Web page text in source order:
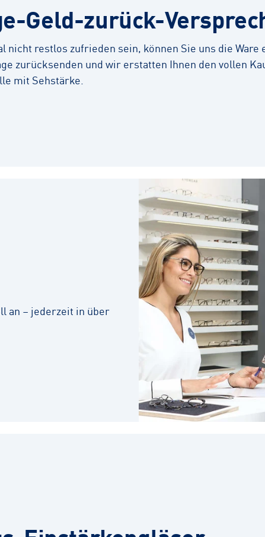
Geld-zurück-
nicht restlos zufrieden sein, können Sie uns die Ware
zurücksenden und wir erstatten Ihnen den vollen
mit Sehstärke.
an – jederzeit in über